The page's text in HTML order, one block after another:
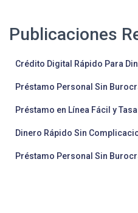
Publicaciones
Crédito Digital Rápido Para
Préstamo Personal Sin
Préstamo en Línea Fácil y
Dinero Rápido Sin
Préstamo Personal Sin